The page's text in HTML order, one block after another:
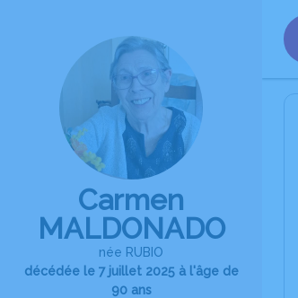
Carmen
MALDONADO
née RUBIO
décédée le 7 juillet 2025 à l'âge de
90 ans